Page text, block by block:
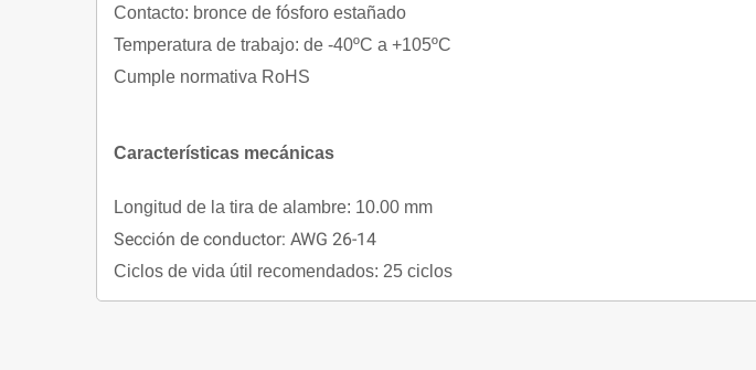
Contacto: bronce de fósforo estañado
Temperatura de trabajo: de -40ºC a +105ºC
Cumple normativa RoHS
Características mecánicas
Longitud de la tira de alambre: 10.00 mm
Sección de conductor: AWG 26-14
Ciclos de vida útil recomendados: 25 ciclos